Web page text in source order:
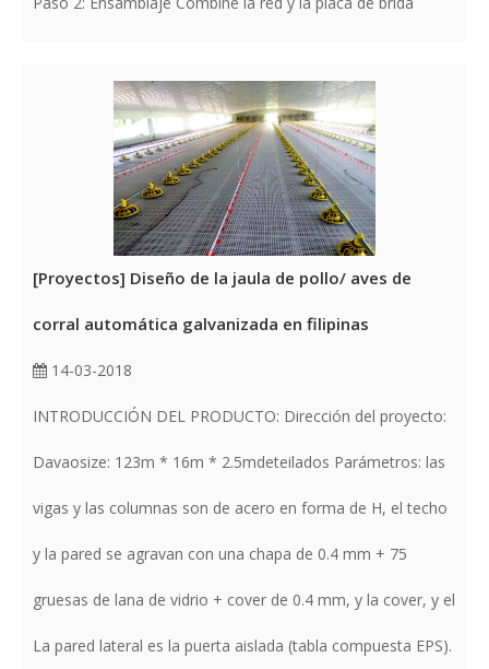
[Proyectos] Diseño de la jaula de pollo/ aves de
corral automática galvanizada en filipinas
14-03-2018
INTRODUCCIÓN DEL PRODUCTO: Dirección del proyecto:
Davaosize: 123m * 16m * 2.5mdeteilados Parámetros: las
vigas y las columnas son de acero en forma de H, el techo
y la pared se agravan con una chapa de 0.4 mm + 75
gruesas de lana de vidrio + cover de 0.4 mm, y la cover, y el
La pared lateral es la puerta aislada (tabla compuesta EPS).